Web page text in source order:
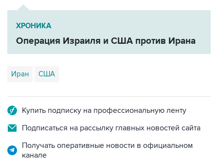
ХРОНИКА
Операция Израиля и США против Ирана
Иран США
Купить подписку на профессиональную ленту
Подписаться на рассылку главных новостей сайта
Получать оперативные новости в официальном
канале